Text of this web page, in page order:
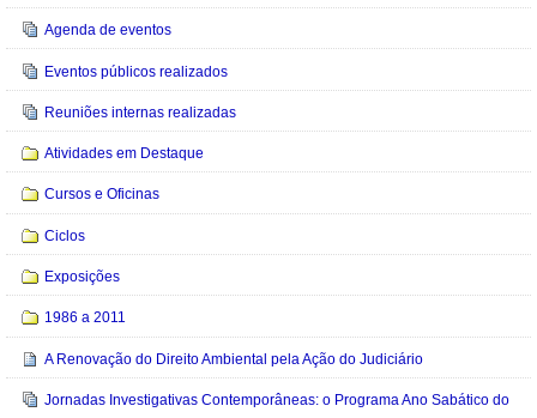
Agenda de eventos
Eventos públicos realizados
Reuniões internas realizadas
Atividades em Destaque
Cursos e Oficinas
Ciclos
Exposições
1986 a 2011
A Renovação do Direito Ambiental pela Ação do Judiciário
Jornadas Investigativas Contemporâneas: o Programa Ano Sabático do